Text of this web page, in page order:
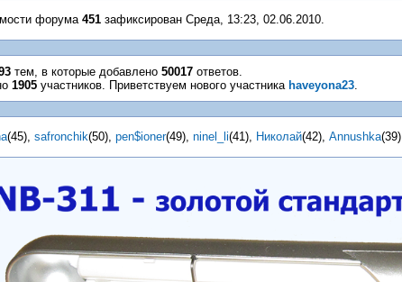
форума 451 зафиксирован Среда, 13:23, 02.06.2010.
тем, в которые добавлено 50017 ответов.
1905 участников. Приветствуем нового участника haveyona23.
(45), safronchik(50), pen$ioner(49), ninel_li(41), Николай(42), Annushka(39)